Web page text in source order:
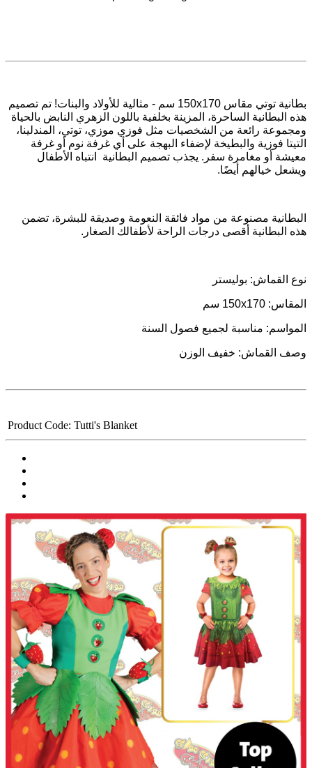
بطانية توتي مقاس سم - مثالية للأولاد والبنات! تم تصميم
هذه البطانية الساحرة، المزينة بخلفية باللون الزهري النابض بالحياة
ومجموعة رائعة من الشخصيات مثل فوزي موزي، توتي، المندلينا،
التيتا فوزية والبطيخة لإضفاء البهجة على أي غرفة نوم أو غرفة
معيشة أو مغامرة سفر . يجذب تصميم البطانية انتباه الأطفال
ويشعل خيالهم أيضًا.
البطانية مصنوعة من مواد فائقة النعومة وصديقة للبشرة، تضمن
هذه البطانية أقصى درجات الراحة لأطفالك الصغار .
نوع القماش: بوليستر
المقاس: 150x170 سم
المواسم: مناسبة لجميع فصول السنة
وصف القماش: خفيف الوزن
Product Code: Tutti's Blanket